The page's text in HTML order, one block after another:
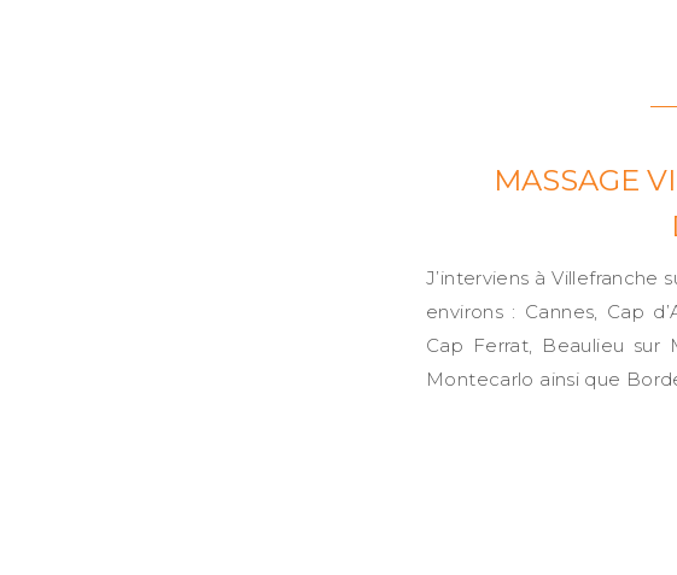
MASSAGE
J’interviens à Villefranche
environs : Cannes, Cap
Cap Ferrat, Beaulieu sur
Montecarlo ainsi que